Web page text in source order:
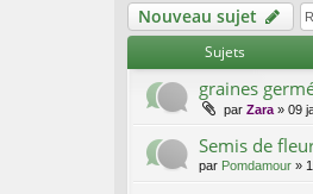
s Nouveau sujet
Sujets
graines
par Zara » 09
Semis de
par Pomdamour »